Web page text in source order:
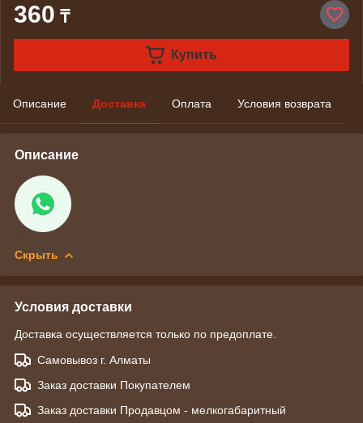
360 ₸
Купить
Описание Доставка Оплата Условия возврата
Описание
Скрыть
Условия доставки
Доставка осуществляется только по предоплате.
Самовывоз г. Алматы
Заказ доставки Покупателем
Заказ доставки Продавцом - мелкогабаритный